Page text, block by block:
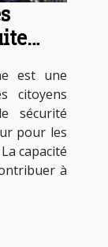
est une
citoyens
sécurité
pour les
capacité
à